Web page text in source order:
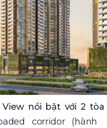
nổi bật với 2 tòa
corridor (hành